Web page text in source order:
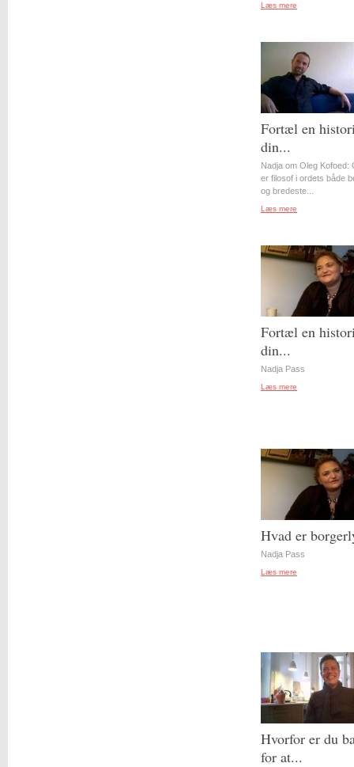
Læs mere
Fortæl en
din...
Nadja om Oleg Kofoed:
er filosof i ordets både
og bredeste...
Læs mere
Fortæl en
din...
Nadja Pass
Læs mere
Hvad er
Nadja Pass
Læs mere
Hvorfor er du
for at...